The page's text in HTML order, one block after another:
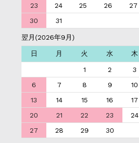
23
24 25 26 27
30
31
翌月(2026年9月)
日 月 火 水 木
1 2 3
6
7 8 9 10
13
14 15 16 17
20
21 22 23 24
27
28 29 30